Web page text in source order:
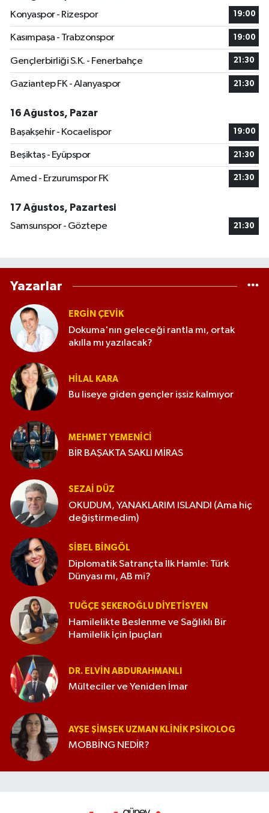
Konyaspor - Rizespor
19:00
Kasımpaşa - Trabzonspor 19:00
Gençlerbirliği S.K. - Fenerbahçe 21:30
Gaziantep FK - Alanyaspor 21:30
16 Ağustos, Pazar
Başakşehir - Kocaelispor
19:00
Beşiktaş - Eyüpspor 21:30
Amed - Erzurumspor FK 21:30
17 Ağustos, Pazartesi
Samsunspor - Göztepe
21:30
Yazarlar
ERGIN ÇEVİK
Dokuma'nın geleceği rantla mı, ortak
akılla mı yazılacak?
HILAL KARA
Bu liseye giden gençler işsiz kalmıyor
MEHMET YEMENICI
BİR BAŞAKTA SAKLI MİRAS
SEZAI DÜZ
OKUDUM, YANAKLARIM ISLANDI (Ama hiç
değiştirmedim)
SIBEL BINGÖL
Diplomatik Satrançta İlk Hamle: Türk
Dünyası mı, AB mi?
TUĞÇE ŞEKEROĞLU DIYETISYEN
Hamilelikte Beslenme ve Sağlıklı Bir
Hamilelik İçin İpuçları
DR. ELVIN ABDURAHMANLI
Mülteciler ve Yeniden İmar
AYŞE ŞIMŞEK UZMAN KLINIK PSIKOLOG
MOBBİNG NEDİR?